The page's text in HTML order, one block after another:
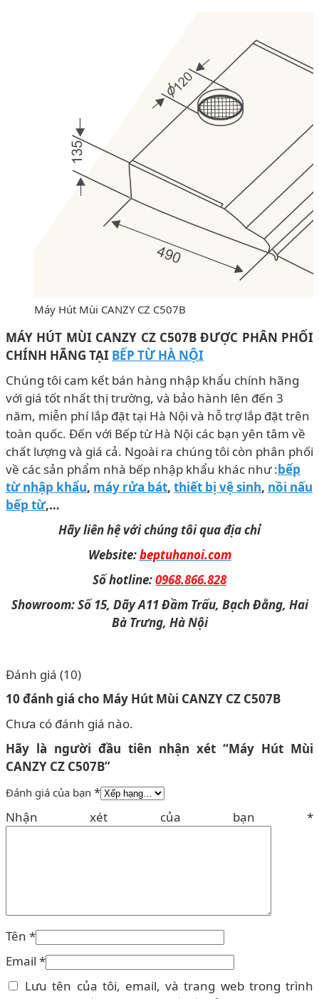
Máy Hút Mùi CANZY CZ C507B
MÁY HÚT MÙI CANZY CZ C507B ĐƯỢC PHÂN PHỐI
CHÍNH HÃNG TẠI BẾP TỪ HÀ NỘI
Chúng tôi cam kết bán hàng nhập khẩu chính hãng
với giá tốt nhất thị trường, và bảo hành lên đến 3
năm, miễn phí lắp đặt tại Hà Nội và hỗ trợ lắp đặt trên
toàn quốc. Đến với Bếp từ Hà Nội các bạn yên tâm về
chất lượng và giá cả. Ngoài ra chúng tôi còn phân phối
về các sản phẩm nhà bếp nhập khẩu khác như :bếp
từ nhập khẩu, máy rửa bát, thiết bị vệ sinh, nồi nấu
bếp từ,…
Hãy liên hệ với chúng tôi qua địa chỉ
Website:beptuhanoi.com
Số hotline:0968.866.828
Showroom: Số 15, Dãy A11 Đầm Trấu, Bạch Đằng, Hai
Bà Trưng, Hà Nội
Đánh giá (10)
10 đánh giá cho Máy Hút Mùi CANZY CZ C507B
Chưa có đánh giá nào.
Hãy là người đầu tiên nhận xét “Máy Hút Mùi
CANZY CZ C507B”
Đánh giá của bạn *
Nhận xét của bạn *
Tên *
Email *
Lưu tên của tôi, email, và trang web trong trình